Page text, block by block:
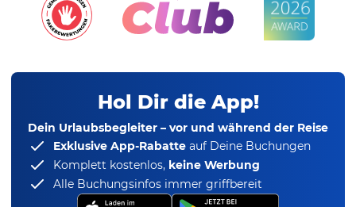
Hol Dir die App!
Dein Urlaubsbegleiter – vor und während der Reise
Exklusive App-Rabatte auf Deine Buchungen
Komplett kostenlos, keine Werbung
Alle Buchungsinfos immer griffbereit